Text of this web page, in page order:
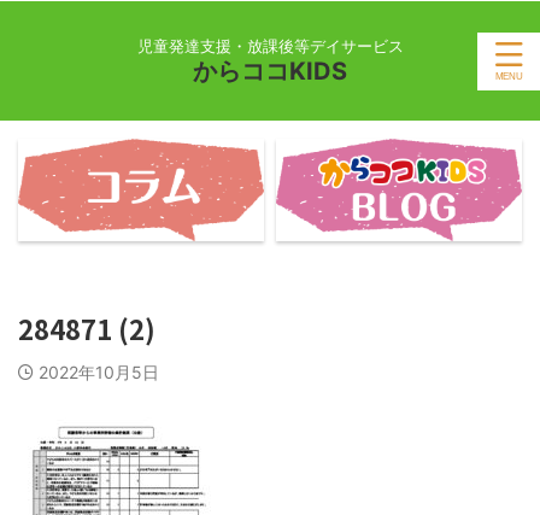
児童発達支援・放課後等デイサービス
からココKIDS
284871 (2)
2022年10月5日